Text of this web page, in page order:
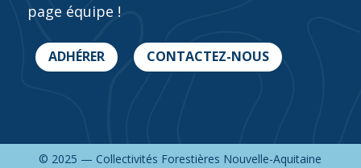
page équipe !
ADHÉRER CONTACTEZ-NOUS
© 2025 — Collectivités Forestières Nouvelle-Aquitaine